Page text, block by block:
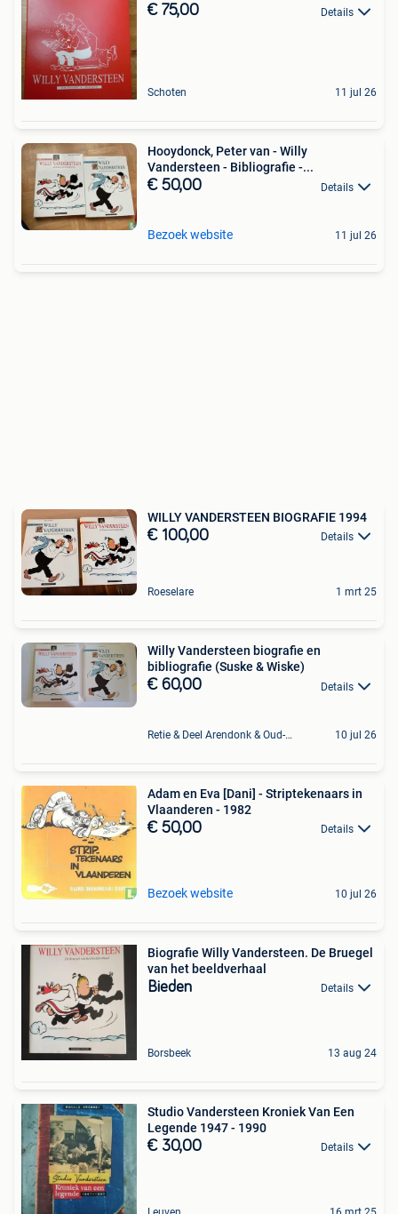
€ 75,00 Details
Schoten 11 jul 26
Hooydonck, Peter van - Willy
Vandersteen - Bibliografie -...
€ 50,00 Details
Bezoek website 11 jul 26
WILLY VANDERSTEEN BIOGRAFIE 1994
€ 100,00 Details
Roeselare 1 mrt 25
Willy Vandersteen biografie en
bibliografie (Suske & Wiske)
€ 60,00 Details
Retie & Deel Arendonk & Oud-Turnhout 10 jul 26
Adam en Eva [Dani] - Striptekenaars in
Vlaanderen - 1982
€ 50,00 Details
Bezoek website 10 jul 26
Biografie Willy Vandersteen. De Bruegel
van het beeldverhaal
Bieden Details
Borsbeek 13 aug 24
Studio Vandersteen Kroniek Van Een
Legende 1947 - 1990
€ 30,00 Details